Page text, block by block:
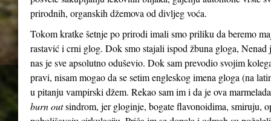
prirodnih, organskih džemova od divljeg voća.
Tokom kratke šetnje po prirodi imali smo priliku da beremo
rastavić i crni glog. Dok smo stajali ispod žbuna gloga,
nas je sve apsolutno oduševio. Dok sam prevodio svojim
pravi, nisam mogao da se setim engleskog imena gloga (na
u pitanju vampirski džem. Rekao sam im i da je ova
burn outsindrom, jer gloginje, bogate flavonoidima, smiruju,